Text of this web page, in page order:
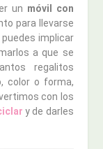
un móvil con
para llevarse
puedes implicar
a que se
regalitos
color o forma,
con los
y de darles